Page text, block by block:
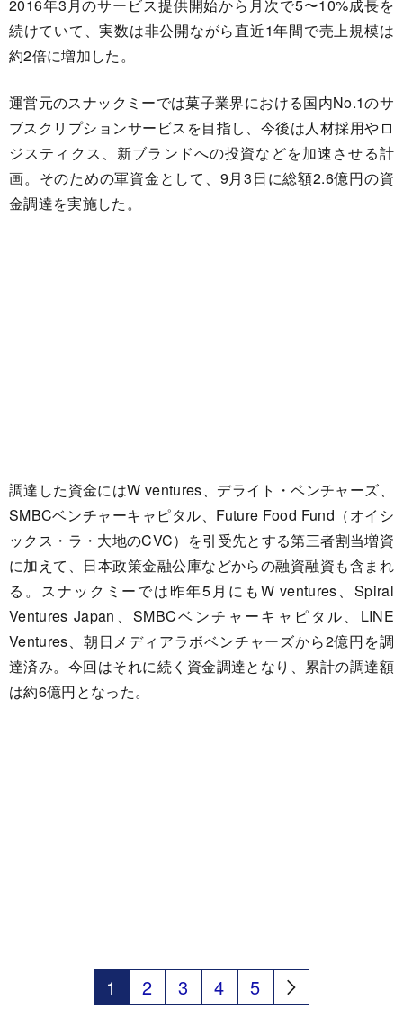
2016年3月のサービス提供開始から月次で5〜10%成長を
続けていて、実数は非公開ながら直近1年間で売上規模は
約2倍に増加した。
運営元のスナックミーでは菓子業界における国内No.1のサ
ブスクリプションサービスを目指し、今後は人材採用やロ
ジスティクス、新ブランドへの投資などを加速させる計
画。そのための軍資金として、9月3日に総額2.6億円の資
金調達を実施した。
調達した資金にはW ventures、デライト・ベンチャーズ、
SMBCベンチャーキャピタル、Future Food Fund（オイシ
ックス・ラ・⼤地のCVC）を引受先とする第三者割当増資
に加えて、⽇本政策⾦融公庫などからの融資融資も含まれ
る。スナックミーでは昨年5月にもW ventures、Spiral
Ventures Japan、SMBCベンチャーキャピタル、LINE
Ventures、朝日メディアラボベンチャーズから2億円を調
達済み。今回はそれに続く資金調達となり、累計の調達額
は約6億円となった。
1 2 3 4 5